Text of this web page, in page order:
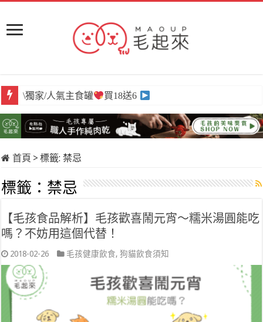
\獨家/人氣主食罐 買18送6
首頁 > 標籤:禁忌
標籤： 禁忌
【毛孩食品解析】毛孩歡喜鬧元宵～糯米湯圓能吃
嗎？不妨用這個代替！
2018-02-26 毛孩健康飲食,狗貓飲食須知